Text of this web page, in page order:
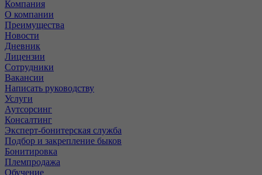
Компания
О компании
Преимущества
Новости
Дневник
Лицензии
Сотрудники
Вакансии
Написать руководству
Услуги
Аутсорсинг
Консалтинг
Эксперт-бонитерская служба
Подбор и закрепление быков
Бонитировка
Племпродажа
Обучение